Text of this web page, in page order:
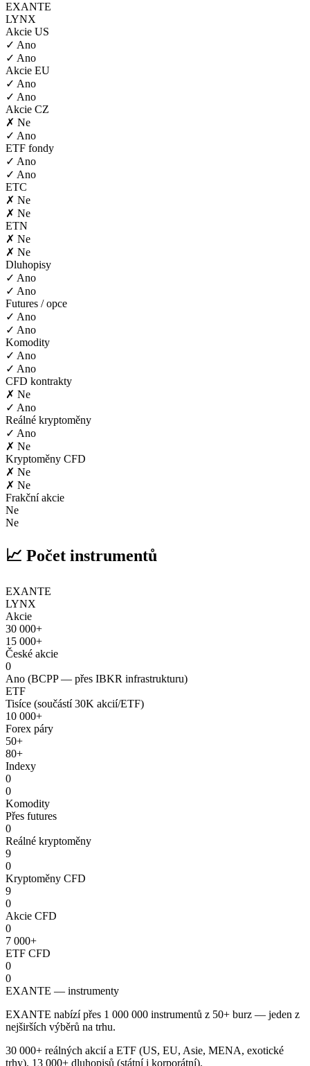
EXANTE
LYNX
Akcie US
✓ Ano
✓ Ano
Akcie EU
✓ Ano
✓ Ano
Akcie CZ
✗ Ne
✓ Ano
ETF fondy
✓ Ano
✓ Ano
ETC
✗ Ne
✗ Ne
ETN
✗ Ne
✗ Ne
Dluhopisy
✓ Ano
✓ Ano
Futures / opce
✓ Ano
✓ Ano
Komodity
✓ Ano
✓ Ano
CFD kontrakty
✗ Ne
✓ Ano
Reálné kryptoměny
✓ Ano
✗ Ne
Kryptoměny CFD
✗ Ne
✗ Ne
Frakční akcie
Ne
Ne
📈 Počet instrumentů
EXANTE
LYNX
Akcie
30 000+
15 000+
České akcie
0
Ano (BCPP — přes IBKR infrastrukturu)
ETF
Tisíce (součástí 30K akcií/ETF)
10 000+
Forex páry
50+
80+
Indexy
0
0
Komodity
Přes futures
0
Reálné kryptoměny
9
0
Kryptoměny CFD
9
0
Akcie CFD
0
7 000+
ETF CFD
0
0
EXANTE — instrumenty
EXANTE nabízí přes 1 000 000 instrumentů z 50+ burz — jeden z
nejširších výběrů na trhu.
30 000+ reálných akcií a ETF (US, EU, Asie, MENA, exotické
trhy). 13 000+ dluhopisů (státní i korporátní).